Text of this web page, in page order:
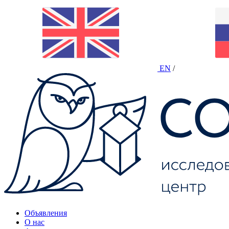
EN /
Объявления
О нас